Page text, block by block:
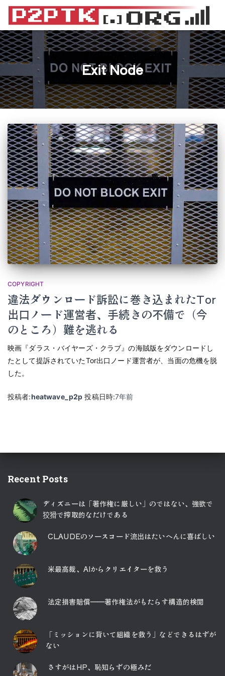
Exit Node
COPYRIGHT
違法ダウンロード訴訟に巻き込まれたTor
出口ノード運営者、手続きの不備で（今
のところ）難を逃れる
映画『ダラス・バイヤーズ・クラブ』の海賊版をダウンロードし
たとして提訴されていたTor出口ノード運営者が、当面の危機を脱
した。
投稿者:heatwave_p2p 投稿日時:7年前
Recent Posts
ディズニーは「著作権に厳しい」のではない、強欲で
狡猾で搾取的なだけである
CLAUDEのソースコード流出はたいへんに喜ばしい
米最高裁、AIからクリエイターを救う
法定損害賠償――著作権法がもたらす構造的検閲
「ミッションに背いて組織を救う」などできるはずが
ない
さすがはHP、恥知らずの極みだ